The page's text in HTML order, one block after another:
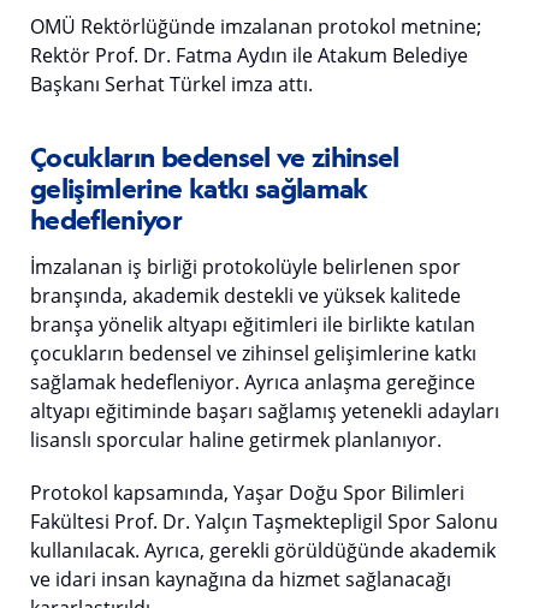
OMÜ Rektörlüğünde imzalanan protokol metnine;
Rektör Prof. Dr. Fatma Aydın ile Atakum Belediye
Başkanı Serhat Türkel imza attı.
Çocukların bedensel ve zihinsel
gelişimlerine katkı sağlamak
hedefleniyor
İmzalanan iş birliği protokolüyle belirlenen spor
branşında, akademik destekli ve yüksek kalitede
branşa yönelik altyapı eğitimleri ile birlikte katılan
çocukların bedensel ve zihinsel gelişimlerine katkı
sağlamak hedefleniyor. Ayrıca anlaşma gereğince
altyapı eğitiminde başarı sağlamış yetenekli adayları
lisanslı sporcular haline getirmek planlanıyor.
Protokol kapsamında, Yaşar Doğu Spor Bilimleri
Fakültesi Prof. Dr. Yalçın Taşmektepligil Spor Salonu
kullanılacak. Ayrıca, gerekli görüldüğünde akademik
ve idari insan kaynağına da hizmet sağlanacağı